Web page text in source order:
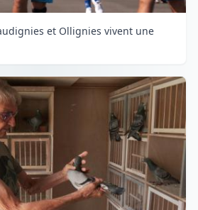
et Ollignies vivent une